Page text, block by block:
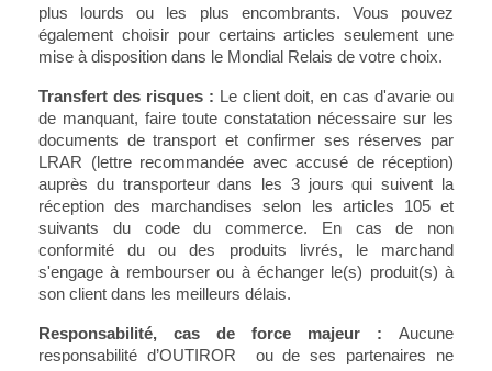
plus lourds ou les plus encombrants. Vous pouvez
également choisir pour certains articles seulement une
mise à disposition dans le Mondial Relais de votre choix.
Transfert des risques : Le client doit, en cas d'avarie ou
de manquant, faire toute constatation nécessaire sur les
documents de transport et confirmer ses réserves par
LRAR (lettre recommandée avec accusé de réception)
auprès du transporteur dans les 3 jours qui suivent la
réception des marchandises selon les articles 105 et
suivants du code du commerce. En cas de non
conformité du ou des produits livrés, le marchand
s'engage à rembourser ou à échanger le(s) produit(s) à
son client dans les meilleurs délais.
Responsabilité, cas de force majeur : Aucune
responsabilité d’OUTIROR ou de ses partenaires ne